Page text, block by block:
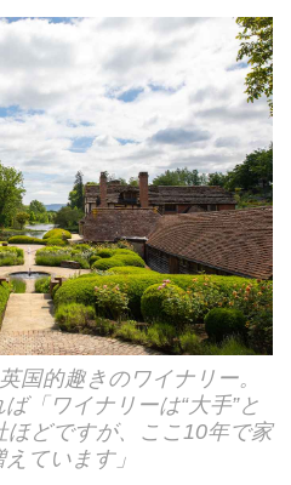
国的趣きのワイナリー。
「ワイナリーは“大手”と
どですが、ここ10年で家
ています」